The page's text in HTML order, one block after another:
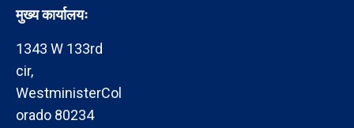
मुख्य कार्यालयः
1343 W 133rd
cir,
WestministerCol
orado 80234